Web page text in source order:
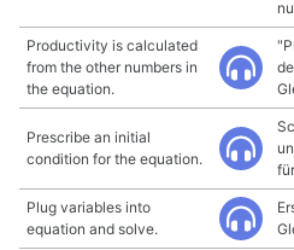
Productivity is calculated
from the other numbers in
the equation.
Prescribe an initial
condition for the equation.
Plug variables into
equation and solve.